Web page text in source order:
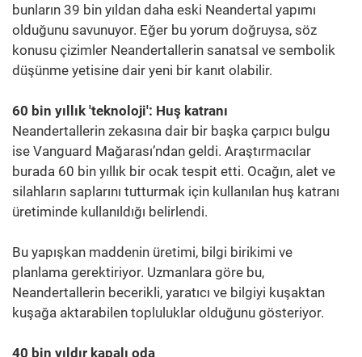
bunların 39 bin yıldan daha eski Neandertal yapımı
olduğunu savunuyor. Eğer bu yorum doğruysa, söz
konusu çizimler Neandertallerin sanatsal ve sembolik
düşünme yetisine dair yeni bir kanıt olabilir.
60 bin yıllık 'teknoloji': Huş katranı
Neandertallerin zekasına dair bir başka çarpıcı bulgu
ise Vanguard Mağarası’ndan geldi. Araştırmacılar
burada 60 bin yıllık bir ocak tespit etti. Ocağın, alet ve
silahların saplarını tutturmak için kullanılan huş katranı
üretiminde kullanıldığı belirlendi.
Bu yapışkan maddenin üretimi, bilgi birikimi ve
planlama gerektiriyor. Uzmanlara göre bu,
Neandertallerin becerikli, yaratıcı ve bilgiyi kuşaktan
kuşağa aktarabilen topluluklar olduğunu gösteriyor.
40 bin yıldır kapalı oda